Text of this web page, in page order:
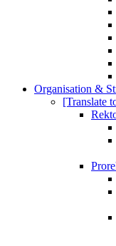
Organisation &
[Translate